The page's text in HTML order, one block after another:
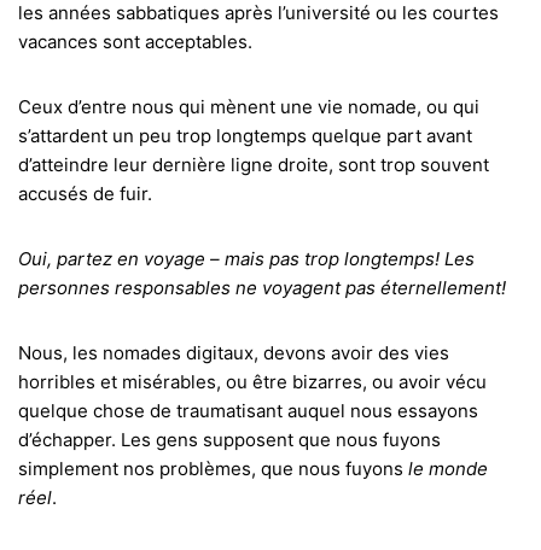
les années sabbatiques après l’université ou les courtes
vacances sont acceptables.
Ceux d’entre nous qui mènent une vie nomade, ou qui
s’attardent un peu trop longtemps quelque part avant
d’atteindre leur dernière ligne droite, sont trop souvent
accusés de fuir.
Oui, partez en voyage – mais pas trop longtemps! Les
personnes responsables ne voyagent pas éternellement!
Nous, les nomades digitaux, devons avoir des vies
horribles et misérables, ou être bizarres, ou avoir vécu
quelque chose de traumatisant auquel nous essayons
d’échapper. Les gens supposent que nous fuyons
simplement nos problèmes, que nous fuyons le monde
réel.